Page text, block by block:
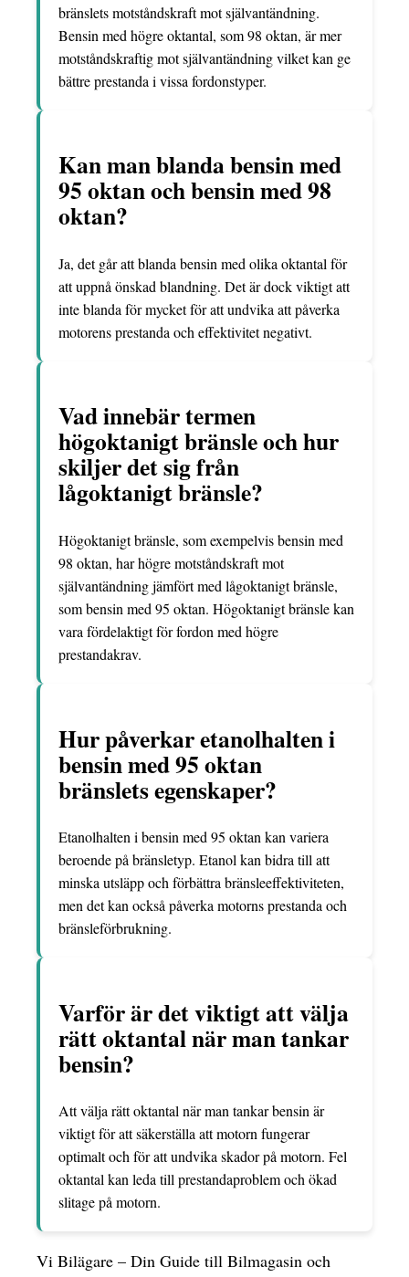
bränslets motståndskraft mot självantändning.
Bensin med högre oktantal, som 98 oktan, är mer
motståndskraftig mot självantändning vilket kan ge
bättre prestanda i vissa fordonstyper.
Kan man blanda bensin med
95 oktan och bensin med 98
oktan?
Ja, det går att blanda bensin med olika oktantal för
att uppnå önskad blandning. Det är dock viktigt att
inte blanda för mycket för att undvika att påverka
motorens prestanda och effektivitet negativt.
Vad innebär termen
högoktanigt bränsle och hur
skiljer det sig från
lågoktanigt bränsle?
Högoktanigt bränsle, som exempelvis bensin med
98 oktan, har högre motståndskraft mot
självantändning jämfört med lågoktanigt bränsle,
som bensin med 95 oktan. Högoktanigt bränsle kan
vara fördelaktigt för fordon med högre
prestandakrav.
Hur påverkar etanolhalten i
bensin med 95 oktan
bränslets egenskaper?
Etanolhalten i bensin med 95 oktan kan variera
beroende på bränsletyp. Etanol kan bidra till att
minska utsläpp och förbättra bränsleeffektiviteten,
men det kan också påverka motorns prestanda och
bränsleförbrukning.
Varför är det viktigt att välja
rätt oktantal när man tankar
bensin?
Att välja rätt oktantal när man tankar bensin är
viktigt för att säkerställa att motorn fungerar
optimalt och för att undvika skador på motorn. Fel
oktantal kan leda till prestandaproblem och ökad
slitage på motorn.
Vi Bilägare – Din Guide till Bilmagasin och